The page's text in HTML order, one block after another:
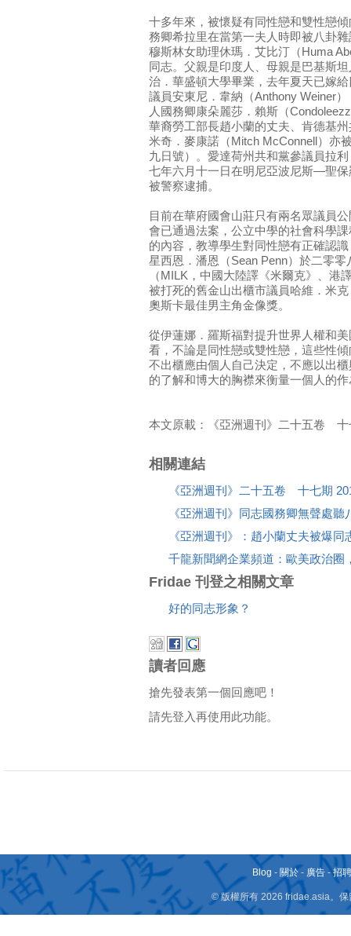
十多年來，被懷疑有同性戀和雙性戀
務卿希拉里在當第一夫人時即被八卦
穆斯林女助理休瑪．艾比汀（Huma
同志。父親是印度人、母親是巴基斯
治．華盛頓大學畢業，去年夏天已嫁
議員安東尼．韋納（Anthony Weiner
人國務卿康朵麗莎．賴斯（
華裔勞工部長趙小蘭的丈夫、肯德基
米奇．麥康諾（Mitch McConnell）亦
九日號）。愛達荷州共和黨參議員拉
七年六月十一日在明尼亞波尼斯—聖
被警察逮捕。
目前在華府國會山莊只有兩名眾議員
會已通過法案，公立中學的社會科學
的內容，教導學生對同性戀有正確認
星西恩．潘恩（Sean Penn）於二零
（MILK，中國大陸譯《米爾克》、港
被打死的舊金山出櫃市議員哈維．米
奧斯卡最佳男主角金像獎。
從伊蓮娜．羅斯福對提升世界人權和
看，不論是同性戀或雙性戀，這些性
不出櫃應由個人自己決定，不應以出
的了解和博大的胸襟來衡量一個人的
本文原載：《亞洲週刊》二十五卷 十
相關連結
《亞洲週刊》二十五卷 十七期
《亞洲週刊》同志國務卿無聲處聽
《亞洲週刊》：趙小蘭丈夫被爆同
千龍新聞網企業頻道：歐美政治圈
Fridae 刊登之相關文章
好的同志形象？
讀者回應
搶先發表第一個回應吧！
請先登入再使用此功能。
Blog - 關於 - 廣告 -招
© 版權所有 2026 fridae.asia。